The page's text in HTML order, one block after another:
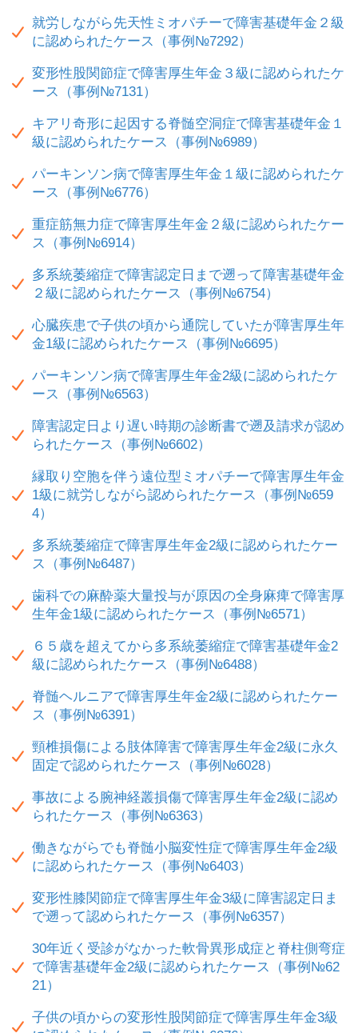
就労しながら先天性ミオパチーで障害基礎年金２級
に認められたケース（事例№7292）
変形性股関節症で障害厚生年金３級に認められたケ
ース（事例№7131）
キアリ奇形に起因する脊髄空洞症で障害基礎年金１
級に認められたケース（事例№6989）
パーキンソン病で障害厚生年金１級に認められたケ
ース（事例№6776）
重症筋無力症で障害厚生年金２級に認められたケー
ス（事例№6914）
多系統萎縮症で障害認定日まで遡って障害基礎年金
２級に認められたケース（事例№6754）
心臓疾患で子供の頃から通院していたが障害厚生年
金1級に認められたケース（事例№6695）
パーキンソン病で障害厚生年金2級に認められたケ
ース（事例№6563）
障害認定日より遅い時期の診断書で遡及請求が認め
られたケース（事例№6602）
縁取り空胞を伴う遠位型ミオパチーで障害厚生年金
1級に就労しながら認められたケース（事例№659
4）
多系統萎縮症で障害厚生年金2級に認められたケー
ス（事例№6487）
歯科での麻酔薬大量投与が原因の全身麻痺で障害厚
生年金1級に認められたケース（事例№6571）
６５歳を超えてから多系統萎縮症で障害基礎年金2
級に認められたケース（事例№6488）
脊髄ヘルニアで障害厚生年金2級に認められたケー
ス（事例№6391）
頸椎損傷による肢体障害で障害厚生年金2級に永久
固定で認められたケース（事例№6028）
事故による腕神経叢損傷で障害厚生年金2級に認め
られたケース（事例№6363）
働きながらでも脊髄小脳変性症で障害厚生年金2級
に認められたケース（事例№6403）
変形性膝関節症で障害厚生年金3級に障害認定日ま
で遡って認められたケース（事例№6357）
30年近く受診がなかった軟骨異形成症と脊柱側弯症
で障害基礎年金2級に認められたケース（事例№62
21）
子供の頃からの変形性股関節症で障害厚生年金3級